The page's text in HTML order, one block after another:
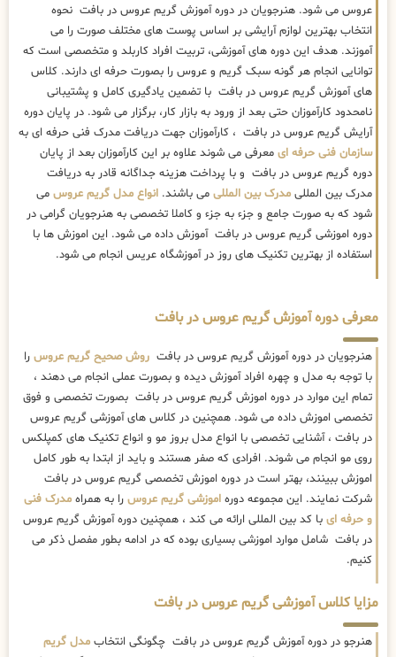
عروس می شود. هنرجویان در دوره آموزش گریم عروس در بافت نحوه
انتخاب بهترین لوازم آرایشی بر اساس پوست های مختلف صورت را می
آموزند. هدف این دوره های آموزشی، تربیت افراد کاربلد و متخصصی است که
توانایی انجام هر گونه سبک گریم و عروس را بصورت حرفه ای دارند. کلاس
های آموزش گریم عروس در بافت با تضمین یادگیری کامل و پشتیبانی
نامحدود کارآموزان حتی بعد از ورود به بازار کار، برگزار می شود. در پایان دوره
آرایش گریم عروس در بافت ، کارآموزان جهت دریافت مدرک فنی حرفه ای به
سازمان فنی حرفه ای معرفی می شوند علاوه بر این کارآموزان بعد از پایان
دوره گریم عروس در بافت و با پرداخت هزینه جداگانه قادر به دریافت
مدرک بین المللی مدرک بین المللی می باشند. انواع مدل گریم عروس می
شود که به صورت جامع و جزء به جزء و کاملا تخصصی به هنرجویان گرامی در
دوره اموزشی گریم عروس در بافت آموزش داده می شود. این اموزش ها با
استفاده از بهترین تکنیک های روز در آموزشگاه عریس انجام می شود.
معرفی دوره آموزش گریم عروس در بافت
هنرجویان در دوره آموزش گریم عروس در بافت روش صحیح گریم عروس را
با توجه به مدل و چهره افراد آموزش دیده و بصورت عملی انجام می دهند ،
تمام این موارد در دوره اموزش گریم عروس در بافت بصورت تخصصی و فوق
تخصصی اموزش داده می شود. همچنین در کلاس های آموزشی گریم عروس
در بافت ، آشنایی تخصصی با انواع مدل بروز مو و انواع تکنیک های کمپلکس
روی مو انجام می شوند. افرادی که صفر هستند و باید از ابتدا به طور کامل
اموزش ببینند، بهتر است در دوره اموزش تخصصی گریم عروس در بافت
شرکت نمایند. این مجموعه دوره اموزشی گریم عروس را به همراه مدرک فنی
و حرفه ای با کد بین المللی ارائه می کند ، همچنین دوره آموزش گریم عروس
در بافت شامل موارد اموزشی بسیاری بوده که در ادامه بطور مفصل ذکر می
کنیم.
مزایا کلاس آموزشی گریم عروس در بافت
هنرجو در دوره آموزش گریم عروس در بافت چگونگی انتخاب مدل گریم